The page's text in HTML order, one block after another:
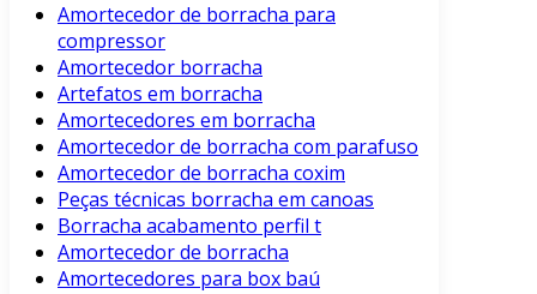
Amortecedor de borracha para
compressor
Amortecedor borracha
Artefatos em borracha
Amortecedores em borracha
Amortecedor de borracha com parafuso
Amortecedor de borracha coxim
Peças técnicas borracha em canoas
Borracha acabamento perfil t
Amortecedor de borracha
Amortecedores para box baú